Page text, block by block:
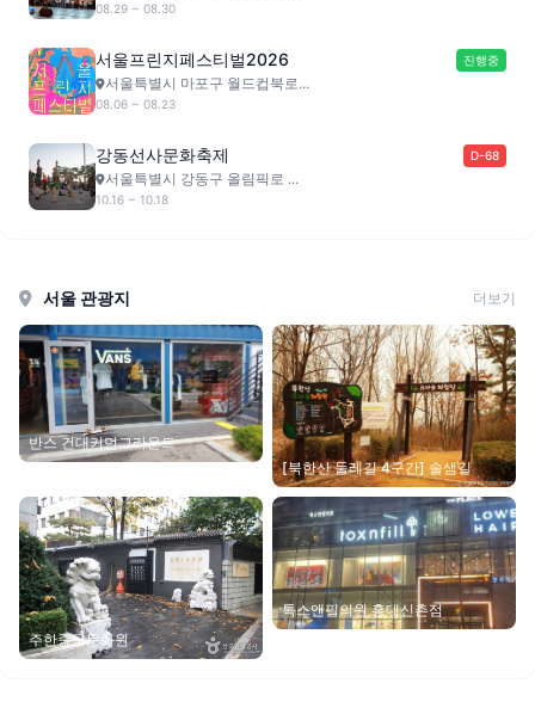
08.29 ~ 08.30
서울프린지페스티벌2026 진행중
서울특별시 마포구 월드컵북로...
08.06 ~ 08.23
강동선사문화축제 D-68
서울특별시 강동구 올림픽로 ...
10.16 ~ 10.18
서울 관광지 더보기
반스 건대커먼그라운드
[북한산 둘레길 4구간] 솔샘길
주한중국문화원
톡스앤필의원 홍대신촌점